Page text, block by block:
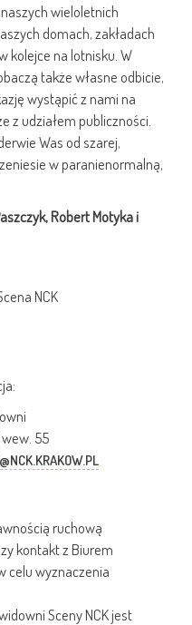
wieloletnich
domach, zakładach
kolejce na lotnisku. W
także własne odbicie,
wystąpić z nami na
z udziałem publiczności.
Was od szarej,
w paranienormalną,
Robert Motyka i
NCK
55
ruchową
kontakt z Biurem
celu wyznaczenia
Sceny NCK jest